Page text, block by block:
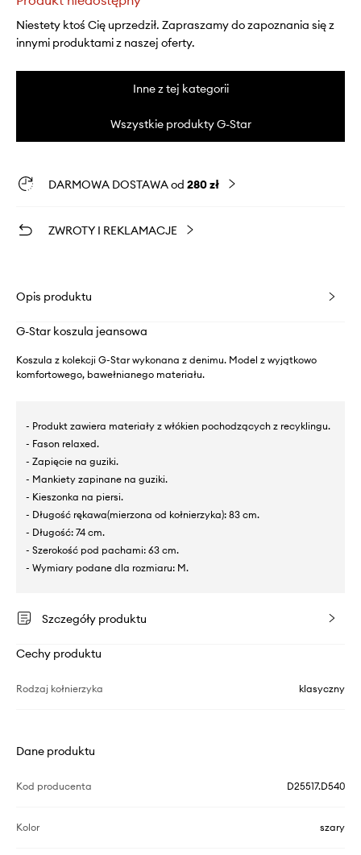
Niestety ktoś Cię uprzedził. Zapraszamy do zapoznania się z
innymi produktami z naszej oferty.
Inne z tej kategorii
Wszystkie produkty G-Star
DARMOWA DOSTAWA od 280 zł
ZWROTY I REKLAMACJE
Opis produktu
G-Star koszula jeansowa
Koszula z kolekcji G-Star wykonana z denimu. Model z wyjątkowo
komfortowego, bawełnianego materiału.
- Produkt zawiera materiały z włókien pochodzących z recyklingu.
- Fason relaxed.
- Zapięcie na guziki.
- Mankiety zapinane na guziki.
- Kieszonka na piersi.
- Długość rękawa(mierzona od kołnierzyka): 83 cm.
- Długość: 74 cm.
- Szerokość pod pachami: 63 cm.
- Wymiary podane dla rozmiaru: M.
Szczegóły produktu
Cechy produktu
Rodzaj kołnierzyka klasyczny
Dane produktu
Kod producenta D25517.D540
Kolor szary